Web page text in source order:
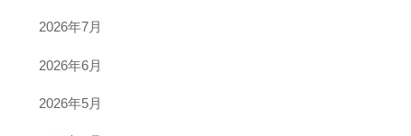
2026年7月
2026年6月
2026年5月